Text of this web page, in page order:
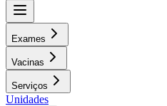
Exames
Vacinas
Serviços
Unidades